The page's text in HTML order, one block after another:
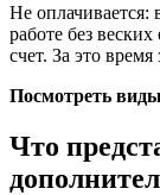
Не оплачивается:
работе без
счет. За это время
Посмотреть
Что